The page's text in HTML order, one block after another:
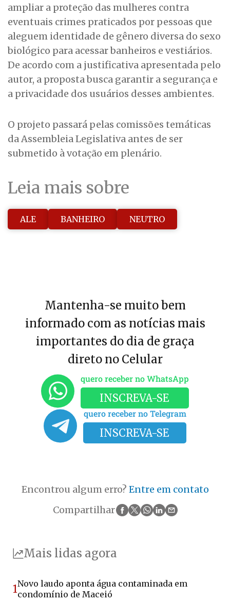
ampliar a proteção das mulheres contra
eventuais crimes praticados por pessoas que
aleguem identidade de gênero diversa do sexo
biológico para acessar banheiros e vestiários.
De acordo com a justificativa apresentada pelo
autor, a proposta busca garantir a segurança e
a privacidade dos usuários desses ambientes.
O projeto passará pelas comissões temáticas
da Assembleia Legislativa antes de ser
submetido à votação em plenário.
Leia mais sobre
ALE BANHEIRO NEUTRO
Mantenha-se muito bem
informado com as notícias mais
importantes do dia de graça
direto no Celular
quero receber no WhatsApp
INSCREVA-SE
quero receber no Telegram
INSCREVA-SE
Encontrou algum erro? Entre em contato
Compartilhar
Mais lidas agora
1Novo laudo aponta água contaminada em
condomínio de Maceió